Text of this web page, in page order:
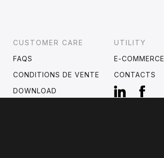
CUSTOMER CARE
FAQS
CONDITIONS DE VENTE
DOWNLOAD
UTILITY
E-COMMERCE
CONTACTS